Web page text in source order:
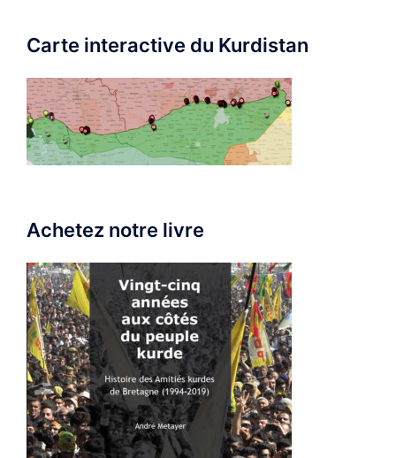
Carte interactive du Kurdistan
Achetez notre livre